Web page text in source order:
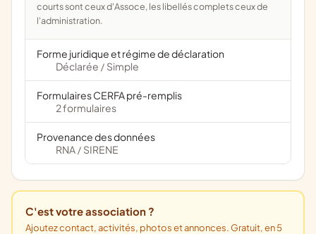
courts sont ceux d'Assoce, les libellés complets ceux de
l'administration.
Forme juridique et régime de déclaration
Déclarée / Simple
Formulaires CERFA pré-remplis
2 formulaires
Provenance des données
RNA / SIRENE
C'est votre association ?
Ajoutez contact, activités, photos et annonces. Gratuit, en 5